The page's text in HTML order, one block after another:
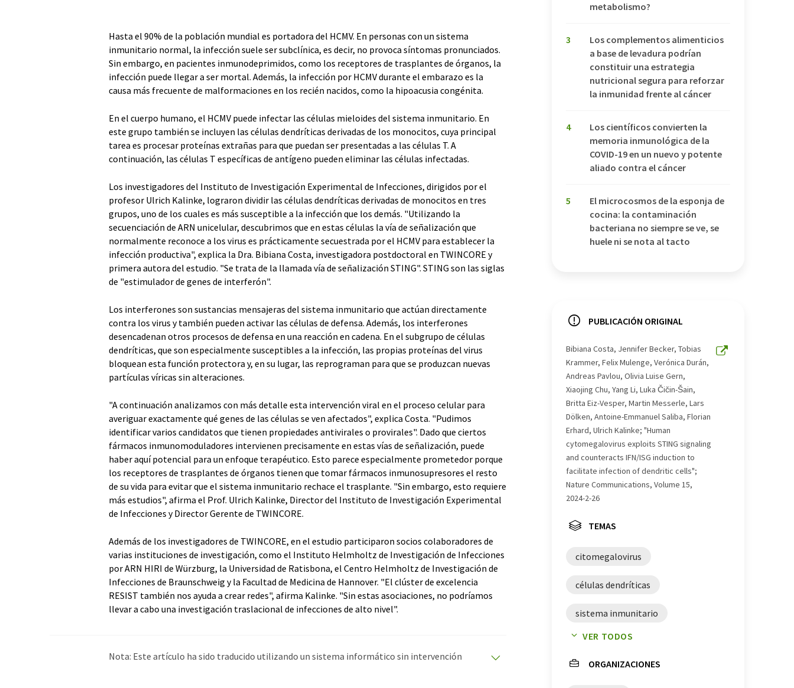
Hasta el 90% de la población mundial es portadora del HCMV. En personas con un sistema
inmunitario normal, la infección suele ser subclínica, es decir, no provoca síntomas pronunciados.
Sin embargo, en pacientes inmunodeprimidos, como los receptores de trasplantes de órganos, la
infección puede llegar a ser mortal. Además, la infección por HCMV durante el embarazo es la
causa más frecuente de malformaciones en los recién nacidos, como la hipoacusia congénita.
En el cuerpo humano, el HCMV puede infectar las células mieloides del sistema inmunitario. En
este grupo también se incluyen las células dendríticas derivadas de los monocitos, cuya principal
tarea es procesar proteínas extrañas para que puedan ser presentadas a las células T. A
continuación, las células T específicas de antígeno pueden eliminar las células infectadas.
Los investigadores del Instituto de Investigación Experimental de Infecciones, dirigidos por el
profesor Ulrich Kalinke, lograron dividir las células dendríticas derivadas de monocitos en tres
grupos, uno de los cuales es más susceptible a la infección que los demás. "Utilizando la
secuenciación de ARN unicelular, descubrimos que en estas células la vía de señalización que
normalmente reconoce a los virus es prácticamente secuestrada por el HCMV para establecer la
infección productiva", explica la Dra. Bibiana Costa, investigadora postdoctoral en TWINCORE y
primera autora del estudio. "Se trata de la llamada vía de señalización STING". STING son las siglas
de "estimulador de genes de interferón".
Los interferones son sustancias mensajeras del sistema inmunitario que actúan directamente
contra los virus y también pueden activar las células de defensa. Además, los interferones
desencadenan otros procesos de defensa en una reacción en cadena. En el subgrupo de células
dendríticas, que son especialmente susceptibles a la infección, las propias proteínas del virus
bloquean esta función protectora y, en su lugar, las reprograman para que se produzcan nuevas
partículas víricas sin alteraciones.
"A continuación analizamos con más detalle esta intervención viral en el proceso celular para
averiguar exactamente qué genes de las células se ven afectados", explica Costa. "Pudimos
identificar varios candidatos que tienen propiedades antivirales o provirales". Dado que ciertos
fármacos inmunomoduladores intervienen precisamente en estas vías de señalización, puede
haber aquí potencial para un enfoque terapéutico. Esto parece especialmente prometedor porque
los receptores de trasplantes de órganos tienen que tomar fármacos inmunosupresores el resto
de su vida para evitar que el sistema inmunitario rechace el trasplante. "Sin embargo, esto requiere
más estudios", afirma el Prof. Ulrich Kalinke, Director del Instituto de Investigación Experimental
de Infecciones y Director Gerente de TWINCORE.
Además de los investigadores de TWINCORE, en el estudio participaron socios colaboradores de
varias instituciones de investigación, como el Instituto Helmholtz de Investigación de Infecciones
por ARN HIRI de Würzburg, la Universidad de Ratisbona, el Centro Helmholtz de Investigación de
Infecciones de Braunschweig y la Facultad de Medicina de Hannover. "El clúster de excelencia
RESIST también nos ayuda a crear redes", afirma Kalinke. "Sin estas asociaciones, no podríamos
llevar a cabo una investigación traslacional de infecciones de alto nivel".
Nota: Este artículo ha sido traducido utilizando un sistema informático sin intervención
metabolismo?
3
Los complementos alimenticios
a base de levadura podrían
constituir una estrategia
nutricional segura para reforzar
la inmunidad frente al cáncer
4
Los científicos convierten la
memoria inmunológica de la
COVID-19 en un nuevo y potente
aliado contra el cáncer
5
El microcosmos de la esponja de
cocina: la contaminación
bacteriana no siempre se ve, se
huele ni se nota al tacto
PUBLICACIÓN ORIGINAL
Bibiana Costa, Jennifer Becker, Tobias
Krammer, Felix Mulenge, Verónica Durán,
Andreas Pavlou, Olivia Luise Gern,
Xiaojing Chu, Yang Li, Luka Čičin-Šain,
Britta Eiz-Vesper, Martin Messerle, Lars
Dölken, Antoine-Emmanuel Saliba, Florian
Erhard, Ulrich Kalinke; "Human
cytomegalovirus exploits STING signaling
and counteracts IFN/ISG induction to
facilitate infection of dendritic cells";
Nature Communications, Volume 15,
2024-2-26
TEMAS
citomegalovirus
células dendríticas
sistema inmunitario
infecciones
interferón virus
VER TODOS
ORGANIZACIONES